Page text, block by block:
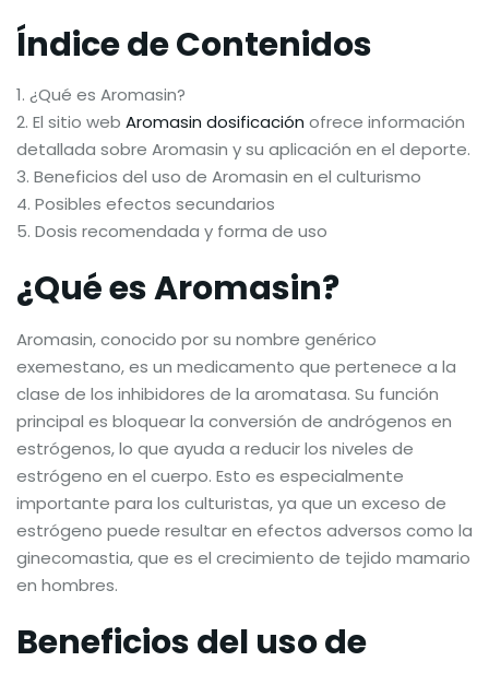
Índice de Contenidos
¿Qué es Aromasin?
El sitio web Aromasin dosificación ofrece información
detallada sobre Aromasin y su aplicación en el deporte.
Beneficios del uso de Aromasin en el culturismo
Posibles efectos secundarios
Dosis recomendada y forma de uso
¿Qué es Aromasin?
Aromasin, conocido por su nombre genérico
exemestano, es un medicamento que pertenece a la
clase de los inhibidores de la aromatasa. Su función
principal es bloquear la conversión de andrógenos en
estrógenos, lo que ayuda a reducir los niveles de
estrógeno en el cuerpo. Esto es especialmente
importante para los culturistas, ya que un exceso de
estrógeno puede resultar en efectos adversos como la
ginecomastia, que es el crecimiento de tejido mamario
en hombres.
Beneficios del uso de